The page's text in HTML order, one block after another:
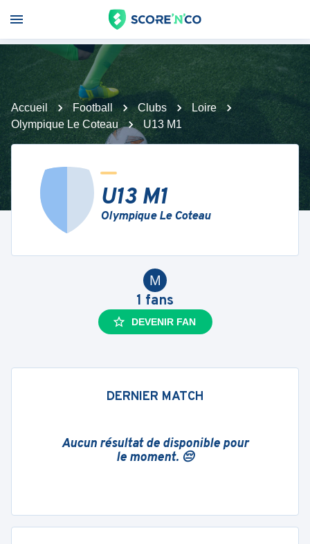
Accueil Football Clubs
Loire
Olympique Le Coteau
U13 M1
U13 M1
Olympique Le Coteau
M
1 fans
DEVENIR FAN
DERNIER MATCH
Aucun résultat de disponible pour
le moment. 😔